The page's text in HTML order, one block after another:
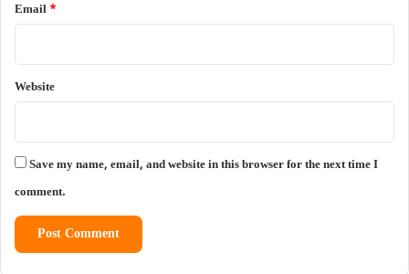
Email *
Website
Save my name, email, and website in this browser for the next time I
comment.